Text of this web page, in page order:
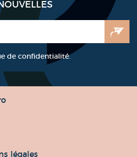
de confidentialité.
légales